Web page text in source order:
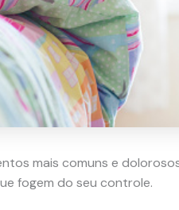
mais comuns e
fogem do seu controle.